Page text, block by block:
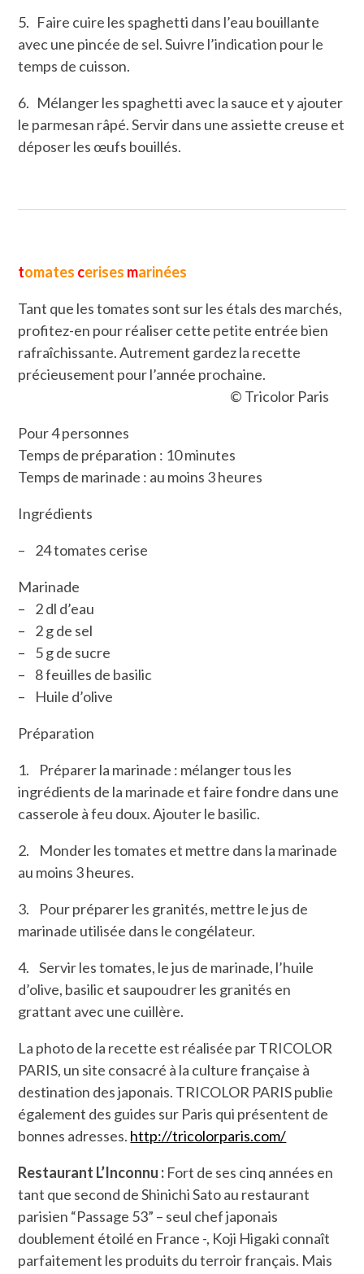
5. Faire cuire les spaghetti dans l’eau bouillante
avec une pincée de sel. Suivre l’indication pour le
temps de cuisson.
6. Mélanger les spaghetti avec la sauce et y ajouter
le parmesan râpé. Servir dans une assiette creuse et
déposer les œufs bouillés.
tomates cerises marinées
Tant que les tomates sont sur les étals des marchés,
profitez-en pour réaliser cette petite entrée bien
rafraîchissante. Autrement gardez la recette
précieusement pour l’année prochaine.
© Tricolor Paris
Pour 4 personnes
Temps de préparation : 10 minutes
Temps de marinade : au moins 3 heures
Ingrédients
– 24 tomates cerise
Marinade
– 2 dl d’eau
– 2 g de sel
– 5 g de sucre
– 8 feuilles de basilic
– Huile d’olive
Préparation
1. Préparer la marinade : mélanger tous les
ingrédients de la marinade et faire fondre dans une
casserole à feu doux. Ajouter le basilic.
2. Monder les tomates et mettre dans la marinade
au moins 3 heures.
3. Pour préparer les granités, mettre le jus de
marinade utilisée dans le congélateur.
4. Servir les tomates, le jus de marinade, l’huile
d’olive, basilic et saupoudrer les granités en
grattant avec une cuillère.
La photo de la recette est réalisée par TRICOLOR
PARIS, un site consacré à la culture française à
destination des japonais. TRICOLOR PARIS publie
également des guides sur Paris qui présentent de
bonnes adresses. http://tricolorparis.com/
Restaurant L’Inconnu : Fort de ses cinq années en
tant que second de Shinichi Sato au restaurant
parisien “Passage 53” – seul chef japonais
doublement étoilé en France -, Koji Higaki connaît
parfaitement les produits du terroir français. Mais